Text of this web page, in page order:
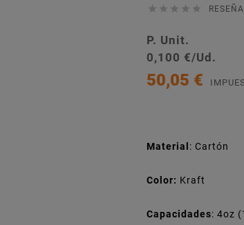
    
P. Unit.
0,100 €/Ud.
50,05 €
Material : Cartón
Color: Kraft
Capacidades: 4oz